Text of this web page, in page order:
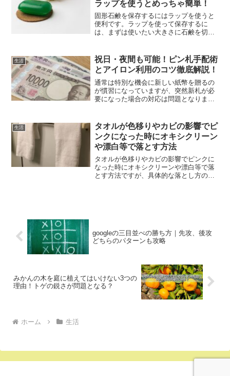
ラップを使うとめっちゃ簡単！
固形石鹸を保存するにはラップを使うと
便利です。ラップを使って保存するに
は、まずは使いたい大きさに石鹸を切っ
個別包装をすることで石鹸の香りも逃げ
ませんよ！この記事では、...
生活
祝日・夜間も可能！ピン札手配術
とアイロン利用のコツ徹底解説！
通常は特別な機会に新しい紙幣を贈るの
が慣習になっていますが、突然新札が必
要になった場合の対応は問題となりま
札を新しく見せる小技について解説しま
す。週末や夜間に新札をどう...
生活
タオルが色移りやカビの影響でピ
ンクになった時にオキシクリーン
や漂白等で落とす方法
タオルが色移りやカビの影響でピンクに
なった時にオキシクリーンや漂白等で落
とす方法ですが、具体的な落とし方の手
googleの三目並べの勝ち方｜先攻、後攻
どちらのパターンも攻略
みかんの木を庭に植えてはいけない3つの
理由！トゲの鋭さが問題となる？
ホーム 生活